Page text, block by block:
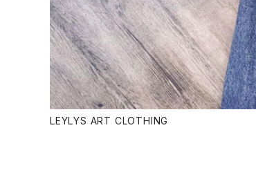
LEYLYS ART CLOTHING